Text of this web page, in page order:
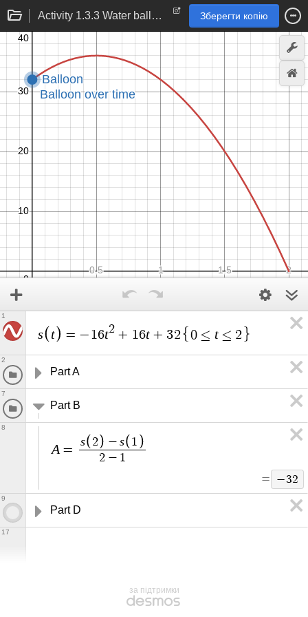
Activity 1.3.3 Water balloon Зберегти копію
s t = − 16t2 + 16t + 32 0 ≤ t ≤ 2
1
Part A
2
Part B
7
A =
s 2 − s
1
2 − 1
=
−32
8
Part D
9
17
за підтримки